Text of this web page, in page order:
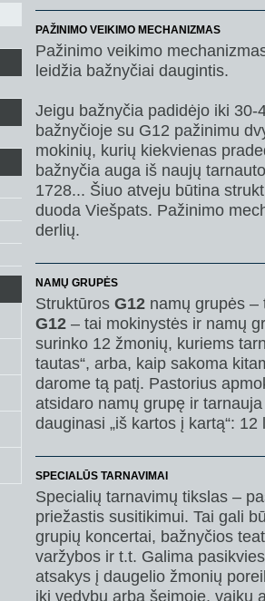
PAŽINIMO VEIKIMO MECHANIZMAS
Pažinimo veikimo
leidžia bažnyčiai daugintis.
Jeigu bažnyčia padidėjo iki
bažnyčioje su G12 pažinimu
mokinių, kurių kiekvienas
bažnyčia auga iš naujų
1728... Šiuo atveju būtina
duoda Viešpats. Pažinimo
derlių.
NAMŲ GRUPĖS
Struktūros G12 namų grupės –
G12 – tai mokinystės ir namų
surinko 12 žmonių, kuriems
tautas“, arba, kaip sakoma
darome tą patį. Pastorius
atsidaro namų grupę ir
dauginasi „iš kartos į kartą“:
SPECIALŪS TARNAVIMAI
Specialių tarnavimų tikslas –
priežastis susitikimui. Tai gali
grupių koncertai, bažnyčios
varžybos ir t.t. Galima
atsakys į daugelio žmonių
iki vedybų arba šeimoje, vaikų